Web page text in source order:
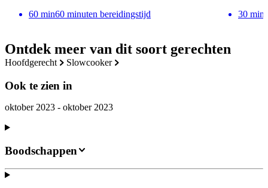
Ontdek meer van dit soort gerechten
hoofdgerecht slowcooker
Ook te zien in
oktober 2023 - oktober 2023
60 min60 minuten bereidingstijd
30 min
Boodschappen